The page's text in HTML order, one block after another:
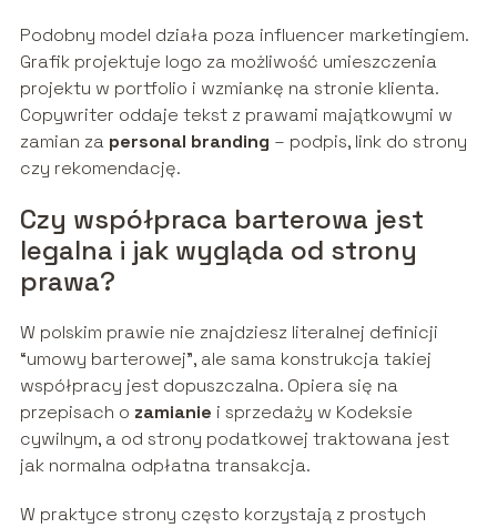
Podobny model działa poza influencer marketingiem.
Grafik projektuje logo za możliwość umieszczenia
projektu w portfolio i wzmiankę na stronie klienta.
Copywriter oddaje tekst z prawami majątkowymi w
zamian za personal branding – podpis, link do strony
czy rekomendację.
Czy współpraca barterowa jest
legalna i jak wygląda od strony
prawa?
W polskim prawie nie znajdziesz literalnej definicji
“umowy barterowej”, ale sama konstrukcja takiej
współpracy jest dopuszczalna. Opiera się na
przepisach o zamianie i sprzedaży w Kodeksie
cywilnym, a od strony podatkowej traktowana jest
jak normalna odpłatna transakcja.
W praktyce strony często korzystają z prostych